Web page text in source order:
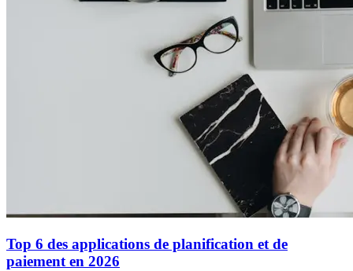
Top 6 des applications de planification et de
paiement en 2026